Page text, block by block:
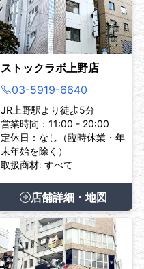
ストックラボ上野店
03-5919-6640
JR上野駅より徒歩5分
営業時間：11:00 - 20:00
定休日：なし（臨時休業・年
末年始を除く）
取扱商材: すべて
店舗詳細・地図